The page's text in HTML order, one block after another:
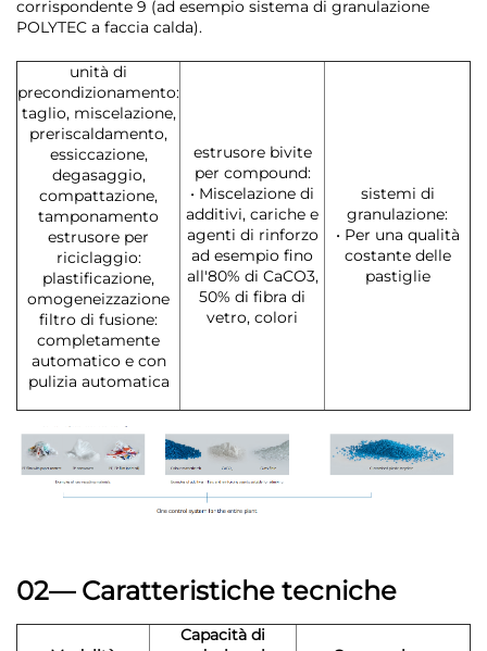
corrispondente 9 (ad esempio sistema di granulazione
POLYTEC a faccia calda).
unità di
precondizionamento:
taglio, miscelazione,
preriscaldamento,
essiccazione,
degasaggio,
compattazione,
tamponamento
estrusore per
riciclaggio:
plastificazione,
omogeneizzazione
filtro di fusione:
completamente
automatico e con
pulizia automatica
estrusore bivite
per compound:
• Miscelazione di
additivi, cariche e
agenti di rinforzo
ad esempio fino
all'80% di CaCO3,
50% di fibra di
vetro, colori
sistemi di
granulazione:
• Per una qualità
costante delle
pastiglie
02— Caratteristiche tecniche
Capacità di